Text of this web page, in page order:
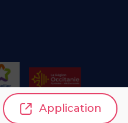
Application